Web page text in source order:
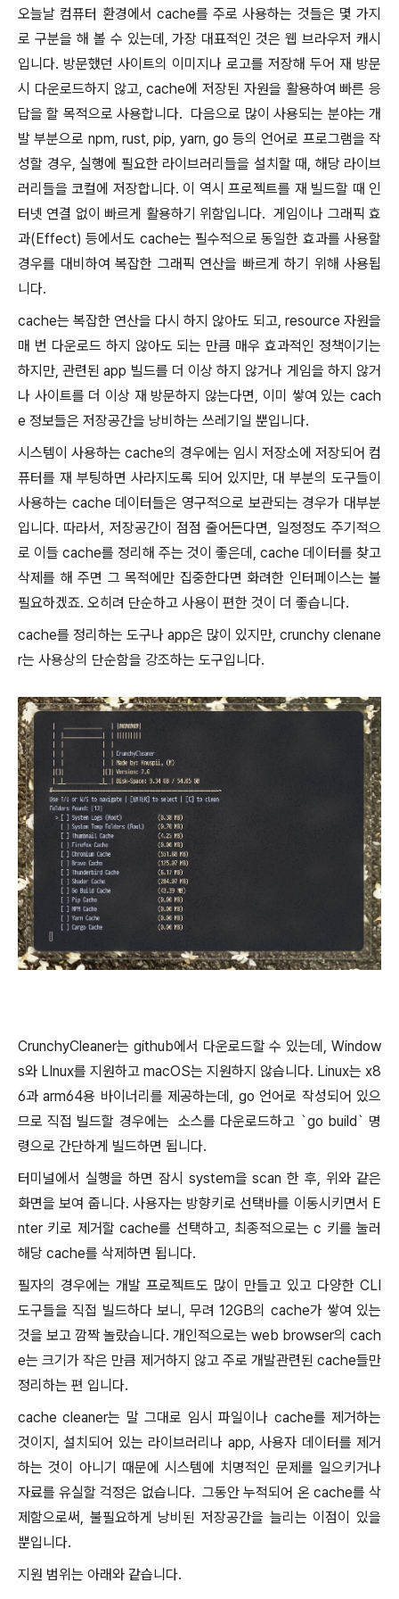
오늘날 컴퓨터 환경에서 cache를 주로 사용하는 것들은 몇 가지
로 구분을 해 볼 수 있는데, 가장 대표적인 것은 웹 브라우저 캐시
입니다. 방문했던 사이트의 이미지나 로고를 저장해 두어 재 방문
시 다운로드하지 않고, cache에 저장된 자원을 활용하여 빠른 응
답을 할 목적으로 사용합니다. 다음으로 많이 사용되는 분야는 개
발 부분으로 npm, rust, pip, yarn, go 등의 언어로 프로그램을 작
성할 경우, 실행에 필요한 라이브러리들을 설치할 때, 해당 라이브
러리들을 코컬에 저장합니다. 이 역시 프로젝트를 재 빌드할 때 인
터넷 연결 없이 빠르게 활용하기 위함입니다. 게임이나 그래픽 효
과(Effect) 등에서도 cache는 필수적으로 동일한 효과를 사용할
경우를 대비하여 복잡한 그래픽 연산을 빠르게 하기 위해 사용됩
니다.
cache는 복잡한 연산을 다시 하지 않아도 되고, resource 자원을
매 번 다운로드 하지 않아도 되는 만큼 매우 효과적인 정책이기는
하지만, 관련된 app 빌드를 더 이상 하지 않거나 게임을 하지 않거
나 사이트를 더 이상 재 방문하지 않는다면, 이미 쌓여 있는 cach
e 정보들은 저장공간을 낭비하는 쓰레기일 뿐입니다.
시스템이 사용하는 cache의 경우에는 임시 저장소에 저장되어 컴
퓨터를 재 부팅하면 사라지도록 되어 있지만, 대 부분의 도구들이
사용하는 cache 데이터들은 영구적으로 보관되는 경우가 대부분
입니다. 따라서, 저장공간이 점점 줄어든다면, 일정정도 주기적으
로 이들 cache를 정리해 주는 것이 좋은데, cache 데이터를 찾고
삭제를 해 주면 그 목적에만 집중한다면 화려한 인터페이스는 불
필요하겠죠. 오히려 단순하고 사용이 편한 것이 더 좋습니다.
cache를 정리하는 도구나 app은 많이 있지만, crunchy clenane
r는 사용상의 단순함을 강조하는 도구입니다.
CrunchyCleaner는 github에서 다운로드할 수 있는데, Window
s와 LInux를 지원하고 macOS는 지원하지 않습니다. Linux는 x8
6과 arm64용 바이너리를 제공하는데, go 언어로 작성되어 있으
므로 직접 빌드할 경우에는 소스를 다운로드하고 `go build` 명
령으로 간단하게 빌드하면 됩니다.
터미널에서 실행을 하면 잠시 system을 scan 한 후, 위와 같은
화면을 보여 줍니다. 사용자는 방향키로 선택바를 이동시키면서 E
nter 키로 제거할 cache를 선택하고, 최종적으로는 c 키를 눌러
해당 cache를 삭제하면 됩니다.
필자의 경우에는 개발 프로젝트도 많이 만들고 있고 다양한 CLI
도구들을 직접 빌드하다 보니, 무려 12GB의 cache가 쌓여 있는
것을 보고 깜짝 놀랐습니다. 개인적으로는 web browser의 cach
e는 크기가 작은 만큼 제거하지 않고 주로 개발관련된 cache들만
정리하는 편 입니다.
cache cleaner는 말 그대로 임시 파일이나 cache를 제거하는
것이지, 설치되어 있는 라이브러리나 app, 사용자 데이터를 제거
하는 것이 아니기 때문에 시스템에 치명적인 문제를 일으키거나
자료를 유실할 걱정은 없습니다. 그동안 누적되어 온 cache를 삭
제함으로써, 불필요하게 낭비된 저장공간을 늘리는 이점이 있을
뿐입니다.
지원 범위는 아래와 같습니다.